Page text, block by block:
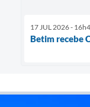
17 JUL 2026 -
Betim recebe